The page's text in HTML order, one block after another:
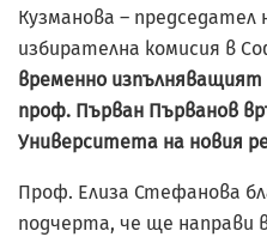
Кузманова –
избирателна комисия в
временно
проф. Първан Първанов
Университета на новия
Проф. Елиза Стефанова
подчерта, че ще направи